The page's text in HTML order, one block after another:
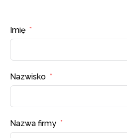
Imię
Nazwisko
Nazwa firmy